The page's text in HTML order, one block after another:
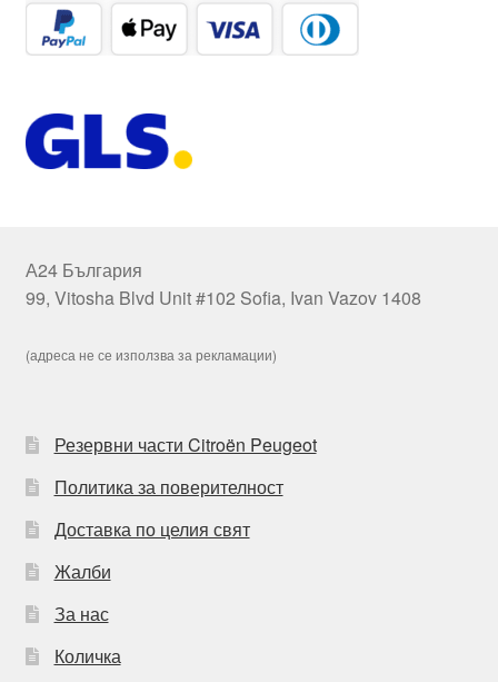
А24 България
99, Vitosha Blvd Unit #102 Sofia, Ivan Vazov 1408
(адреса не се използва за рекламации)
Резервни части Citroën Peugeot
Политика за поверителност
Доставка по целия свят
Жалби
За нас
Количка